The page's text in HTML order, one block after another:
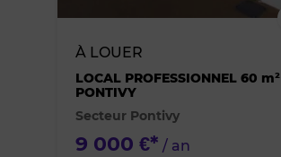
À LOUER
LOCAL PROFESSIONNEL 60 m²
PONTIVY
Secteur Pontivy
9 000 €* / an